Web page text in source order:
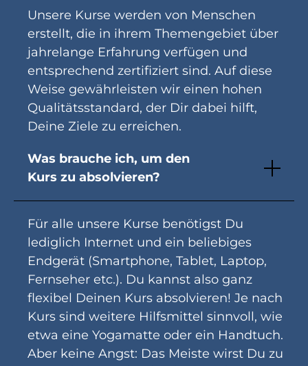
Unsere Kurse werden von Menschen
erstellt, die in ihrem Themengebiet über
jahrelange Erfahrung verfügen und
entsprechend zertifiziert sind. Auf diese
Weise gewährleisten wir einen hohen
Qualitätsstandard, der Dir dabei hilft,
Deine Ziele zu erreichen.
Was brauche ich, um den
Kurs zu absolvieren?
Für alle unsere Kurse benötigst Du
lediglich Internet und ein beliebiges
Endgerät (Smartphone, Tablet, Laptop,
Fernseher etc.). Du kannst also ganz
flexibel Deinen Kurs absolvieren! Je nach
Kurs sind weitere Hilfsmittel sinnvoll, wie
etwa eine Yogamatte oder ein Handtuch.
Aber keine Angst: Das Meiste wirst Du zu